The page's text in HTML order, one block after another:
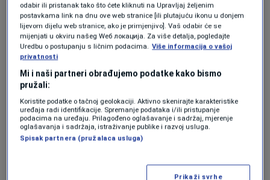
Uprkos dominaciji Španije na vrhu
ljestvice, La Liga ima samo jedan klub
među 30 najvrjednijih nogometnih timova
na svijetu, zaostajući za engleskom
Premier ligom (11 klubova), američkom
Major League Soccer (sedam) i
italijanskom Serie A (četiri). Njemačka
odabir ili pristanak tako što ćete kliknuti na Upravljaj željenim
postavkama link na dnu ove web stranice [ili plutajuću ikonu u donjem
lijevom dijelu web stranice, ako je primjenjivo]. Vaš odabir će se
mijenjati u okviru našeg Wеб локација. Za više detalja, pogledajte
Uredbu o postupanju s ličnim podacima. Više informacija o vašoj
privatnosti
Mi i naši partneri obrađujemo podatke kako bismo
pružali:
Koristite podatke o tačnoj geolokaciji. Aktivno skenirajte karakteristike
uređaja radi identifikacije. Spremanje podataka i/ili pristupanje
podacima na uređaju. Prilagođeno oglašavanje i sadržaj, mjerenje
oglašavanja i sadržaja, istraživanje publike i razvoj usluga.
Spisak partnera (pružalaca usluga)
Prikaži svrhe